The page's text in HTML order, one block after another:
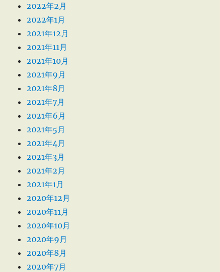
2022年2月
2022年1月
2021年12月
2021年11月
2021年10月
2021年9月
2021年8月
2021年7月
2021年6月
2021年5月
2021年4月
2021年3月
2021年2月
2021年1月
2020年12月
2020年11月
2020年10月
2020年9月
2020年8月
2020年7月